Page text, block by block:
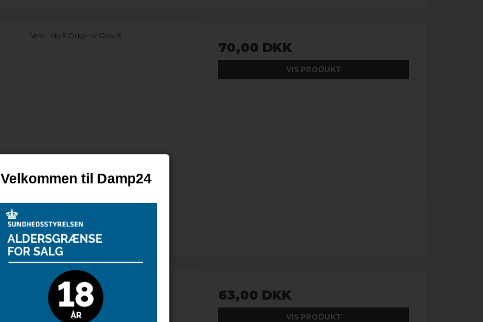
Velo - No 5 Original Grey 5
70,00 DKK
VIS PRODUKT
Velo - No 7 Teal 3
63,00 DKK
VIS PRODUKT
Velkommen til Damp24